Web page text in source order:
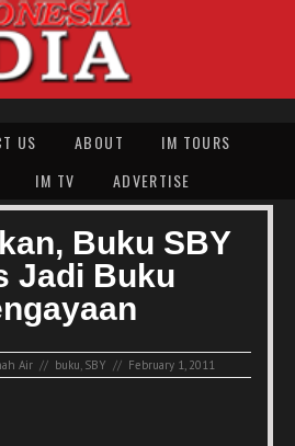
US ABOUT
IM TOURS
IM TV ADVERTISE
Buku SBY
Jadi Buku
Air // buku SBY // February 1, 2011